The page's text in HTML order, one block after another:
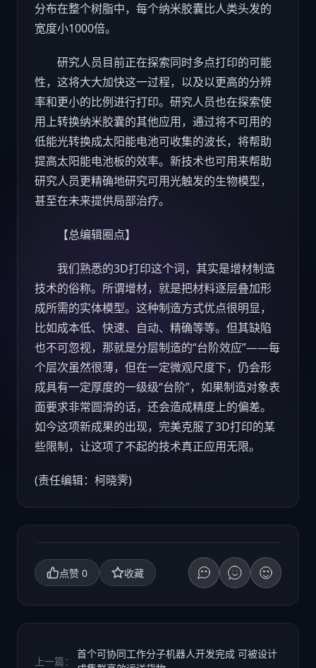
分布在整个树脂中，每个纳米胶囊比人类头发的
宽度小1000倍。
研究人员目前正在探索同时多点打印的可能
性，这将大大加快这一过程，以及以更高的分辨
率和更小的比例进行打印。研究人员也在探索使
用上转换纳米胶囊的其他应用，通过将不可用的
低能光转换成太阳能电池可收集的波长，将帮助
提高太阳能电池板的效率。新技术也可用来帮助
研究人员更精确地研究可用光触发的生物模型，
甚至在未来提供局部治疗。
【总编辑圈点】
我们熟悉的3D打印这个词，其实是增材制造
技术的俗称。所谓增材，就是把材料逐层叠加形
成所需的实体模型。这种制造方式优点很明显，
比如成本低、快速、自动、精确等等。但其缺陷
也不可忽视，那就是分层制造的“台阶效应”——每
个层次虽然很薄，但在一定微观尺度下，仍会形
成具有一定厚度的一级级“台阶”，如果制造对象表
面要求非常圆滑的话，还会造成精度上的偏差。
如今这项新成果的出现，完美克服了3D打印的某
些限制，让这项了不起的技术真正应用无限。
(责任编辑：柯晓霁)
点赞 0 收藏
上一篇：
首个可协同工作分子机器人开发完成 可被设计